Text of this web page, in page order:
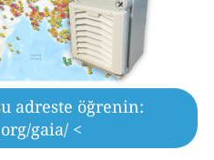
adreste öğrenin:
gaia/ <